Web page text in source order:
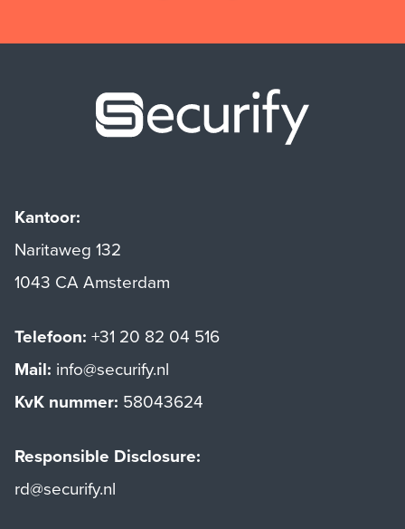
Kantoor:
Naritaweg 132
1043 CA Amsterdam
Telefoon: +31 20 82 04 516
Mail: info@securify.nl
KvK nummer: 58043624
Responsible Disclosure:
rd@securify.nl